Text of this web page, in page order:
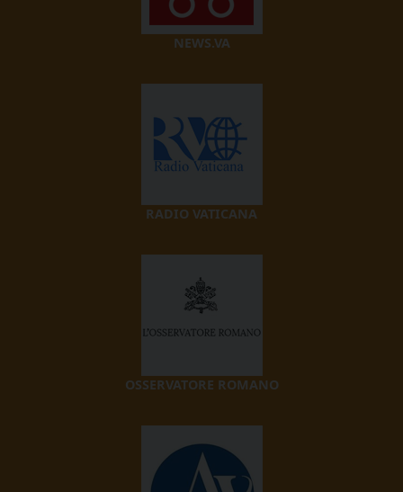
NEWS.VA
RADIO VATICANA
OSSERVATORE ROMANO